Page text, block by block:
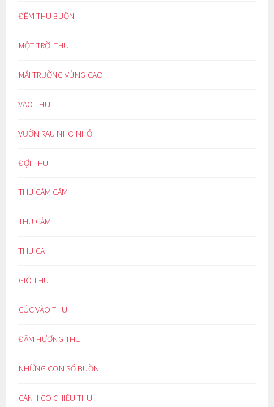
ĐÊM THU BUỒN
MỘT TRỜI THU
MÁI TRƯỜNG VÙNG CAO
VÀO THU
VƯỜN RAU NHO NHỎ
ĐỢI THU
THU CĂM CĂM
THU CẢM
THU CA
GIÓ THU
CÚC VÀO THU
ĐẬM HƯƠNG THU
NHỮNG CON SỐ BUỒN
CÁNH CÒ CHIỀU THU